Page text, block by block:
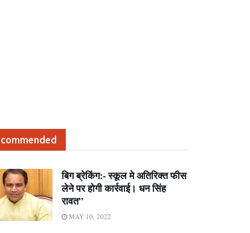
बिग ब्रेकिंग:- स्कूल मे अतिरिक्त फीस
लेने पर होगी कार्रवाई। धन सिंह
रावत”
MAY 10, 2022